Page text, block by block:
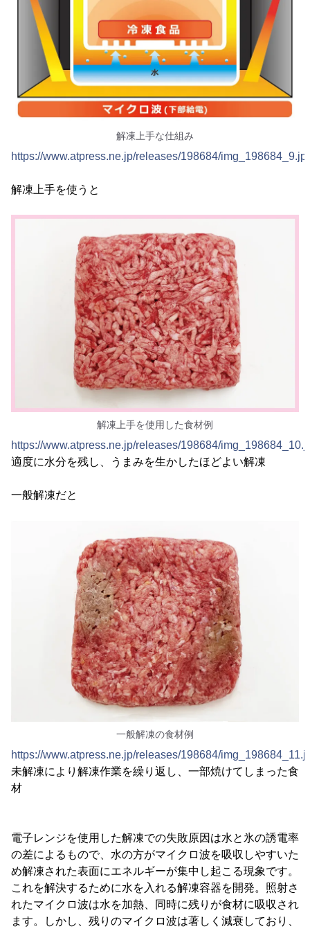
解凍上手な仕組み
https://www.atpress.ne.jp/releases/198684/
解凍上手を使うと
解凍上手を使用した食材例
https://www.atpress.ne.jp/releases/198684/
適度に水分を残し、うまみを生かしたほどよい解凍
一般解凍だと
一般解凍の食材例
https://www.atpress.ne.jp/releases/198684/
未解凍により解凍作業を繰り返し、一部焼けてしまった食
材
電子レンジを使用した解凍での失敗原因は水と氷の誘電率
の差によるもので、水の方がマイクロ波を吸収しやすいた
め解凍された表面にエネルギーが集中し起こる現象です。
これを解決するために水を入れる解凍容器を開発。照射さ
れたマイクロ波は水を加熱、同時に残りが食材に吸収され
ます。しかし、残りのマイクロ波は著しく減衰しており、